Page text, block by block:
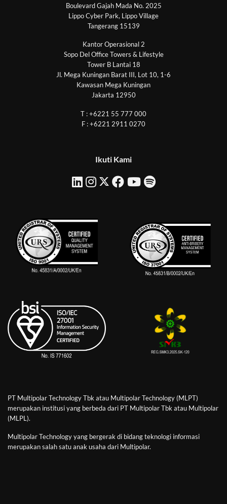
Boulevard Gajah Mada No. 2025
Lippo Cyber Park, Lippo Village
Tangerang 15139
Kantor Operasional 2
Sopo Del Office Towers & Lifestyle
Tower B Lantai 18
Jl. Mega Kuningan Barat III, Lot 10, 1-6
Kawasan Mega Kuningan
Jakarta 12950
T : +6221 55 777 000
F : +6221 2911 0270
Ikuti Kami
PT Multipolar Technology Tbk atau Multipolar Technology (MLPT)
merupakan institusi yang berbeda dari PT Multipolar Tbk atau Multipolar
(MLPL).
Multipolar Technology yang bergerak di bidang teknologi informasi
merupakan salah satu anak usaha dari Multipolar.